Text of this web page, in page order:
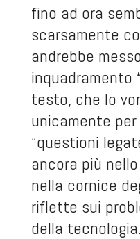
fino ad ora
scarsamente
andrebbe
inquadramento
testo, che lo
unicamente
“questioni
ancora più
nella cornice
riflette sui
della